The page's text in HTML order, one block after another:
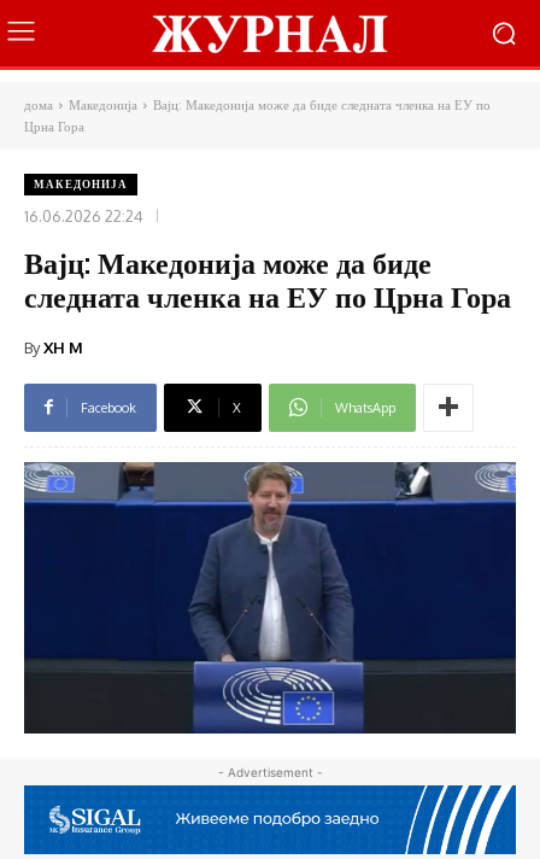
дома Македонија
Вајц: Македонија може да биде следната членка на ЕУ по
Црна Гора
МАКЕДОНИЈА
16.06.2026 22:24
Вајц: Македонија може да биде
следната членка на ЕУ по Црна Гора
ByXH M
Facebook X WhatsApp
- Advertisement -